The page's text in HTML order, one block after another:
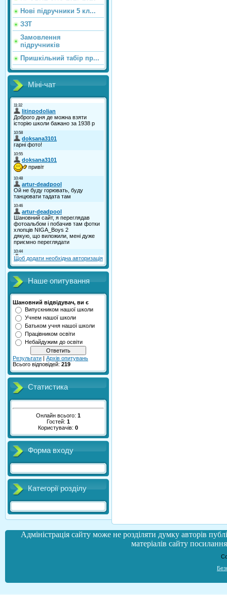
Нові підручники 5 кл...
ЗЗТ
Замовлення
підручників
Пришкільний табір пр...
Міні-чат
Щоб додати необхідна авторизація
Наше опитування
Шановний відвідувач, ви є
Випускником нашої школи
Учнем нашої школи
Батьком учня нашої школи
Працівником освіти
Небайдужим до освіти
Результати | Архів опитувань
Всього відповідей: 219
Статистика
Онлайн всього: 1
Гостей: 1
Користувачів:0
Форма входу
Категорії розділу
Адміністрація сайту може не розділяти думку авторів
матеріалів сайту